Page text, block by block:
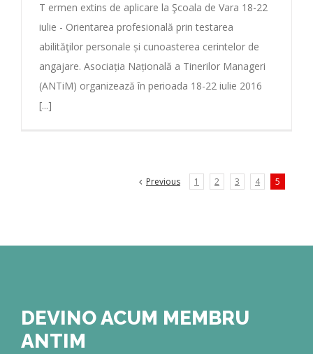
T ermen extins de aplicare la Şcoala de Vara 18-22
iulie - Orientarea profesională prin testarea
abilităţilor personale și cunoasterea cerintelor de
angajare. Asociația Națională a Tinerilor Manageri
(ANTiM) organizează în perioada 18-22 iulie 2016
[...]
Previous 1 2 3 4 5
DEVINO ACUM MEMBRU
ANTIM